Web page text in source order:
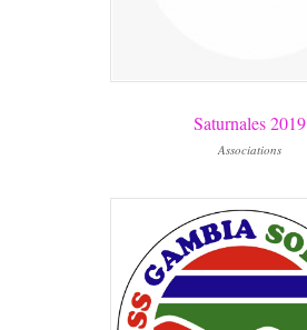
Saturnales 2019
Associations